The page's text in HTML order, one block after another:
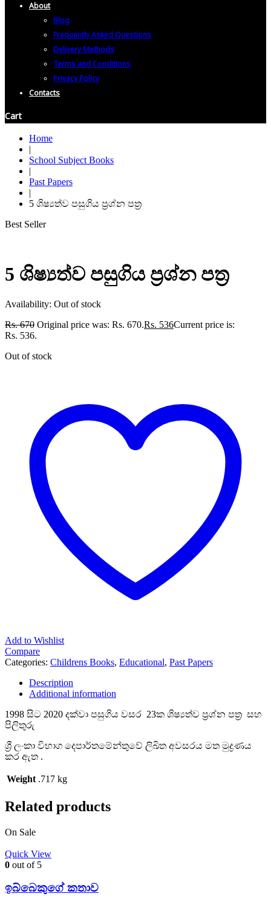
About
Blog
Frequently Asked Questions
Delivery Methods
Terms and Conditions
Privacy Policy
Contacts
Cart
Home
|
School Subject Books
|
Past Papers
|
5 ශිෂ්‍යත්ව පසුගිය ප්‍රශ්න පත්‍ර
Best Seller
5 ශිෂ්‍යත්ව පසුගිය ප්‍රශ්න පත්‍ර
Availability: Out of stock
Rs.670 Original price was: Rs. 670.Rs. 536Current price is:
Rs. 536.
Out of stock
Add to Wishlist
Compare
Categories: Childrens Books, Educational, Past Papers
Description
Additional information
1998 සිට 2020 දක්වා පසුගිය වසර 23ක ශිෂ්‍යත්ව ප්‍රශ්න පත්‍ර සහ
පිලිතුරු
ශ්‍රී ලංකා විභාග දෙපාර්තමේන්තුවේ ලිඛිත අවසරය මත මුද්‍රණය
කර ඇත .
Weight .717 kg
Related products
On Sale
Quick View
0 out of 5
ඉබ්බෙකුගේ කතාව